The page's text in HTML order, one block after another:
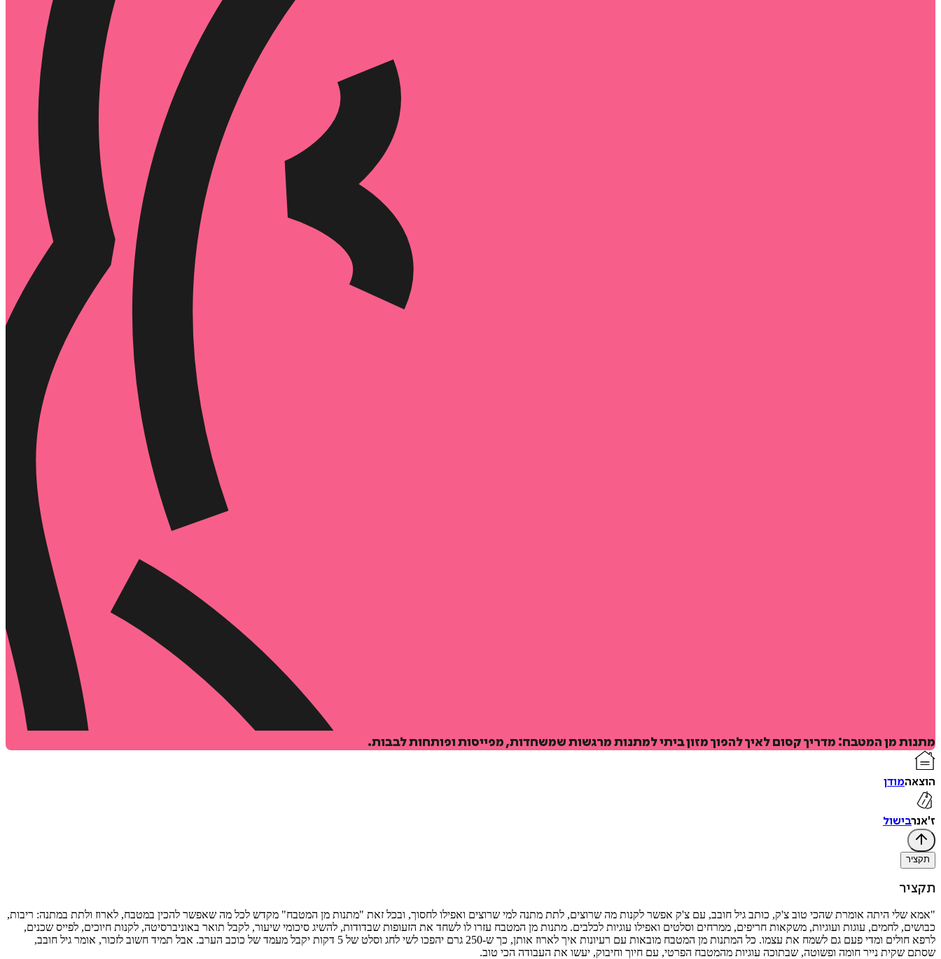
מתנות מן המטבח: מדריך קסום לאיך להפוך מזון ביתי למתנות מרגשות שמשחדות, מפייסות ופותחות לבבות.
הוצאהמודן
ז'אנרבישול
תקציר
תקציר
"אמא שלי היתה אומרת שהכי טוב צ'ק, כותב גיל חובב, עם צ'ק אפשר לקנות מה שרוצים, לתת מתנה למי שרוצים ואפילו לחסוך, ובכל זאת "מתנות מן המטבח" מקדש לכל מה שאפשר להכין במטבח, לארוז ולתת במתנה: ריבות,
כבושים, לחמים, עוגות ועוגיות, משקאות חריפים, ממרחים וסלטים ואפילו עוגיות לכלבים. מתנות מן המטבח עזרו לו לשחד את הזעופות שבדודות, להשיג סיכומי שיעור, לקבל תואר באוניברסיטה, לקנות חיוכים, לפייס שכנים,
לרפא חולים ומדי פעם גם לשמח את עצמו. כל המתנות מן המטבח מובאות עם רעיונות איך לארוז אותן, כך ש-250 גרם יהפכו לשי לחג וסלט של 5 דקות יקבל מעמד של כוכב הערב. אבל תמיד חשוב לזכור, אומר גיל חובב,
שסתם שקית נייר חומה ופשוטה, שבתוכה עוגיות מהמטבח הפרטי, עם חיוך וחיבוק, יעשו את העבודה הכי טוב.